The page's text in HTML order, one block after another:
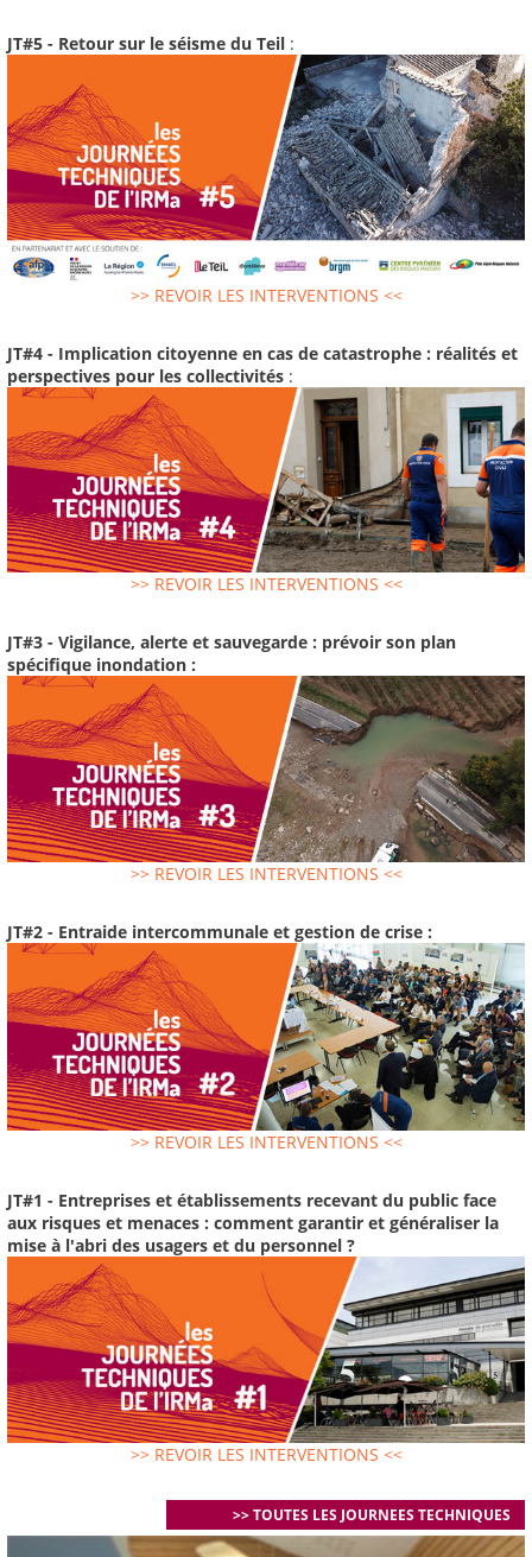
JT#5 - Retour sur le séisme du Teil :
>> REVOIR LES INTERVENTIONS <<
JT#4 - Implication citoyenne en cas de catastrophe : réalités et
perspectives pour les collectivités :
>> REVOIR LES INTERVENTIONS <<
JT#3 - Vigilance, alerte et sauvegarde : prévoir son plan
spécifique inondation :
>> REVOIR LES INTERVENTIONS <<
JT#2 - Entraide intercommunale et gestion de crise :
>> REVOIR LES INTERVENTIONS <<
JT#1 - Entreprises et établissements recevant du public face
aux risques et menaces : comment garantir et généraliser la
mise à l'abri des usagers et du personnel ?
>> REVOIR LES INTERVENTIONS <<
>> TOUTES LES JOURNEES TECHNIQUES